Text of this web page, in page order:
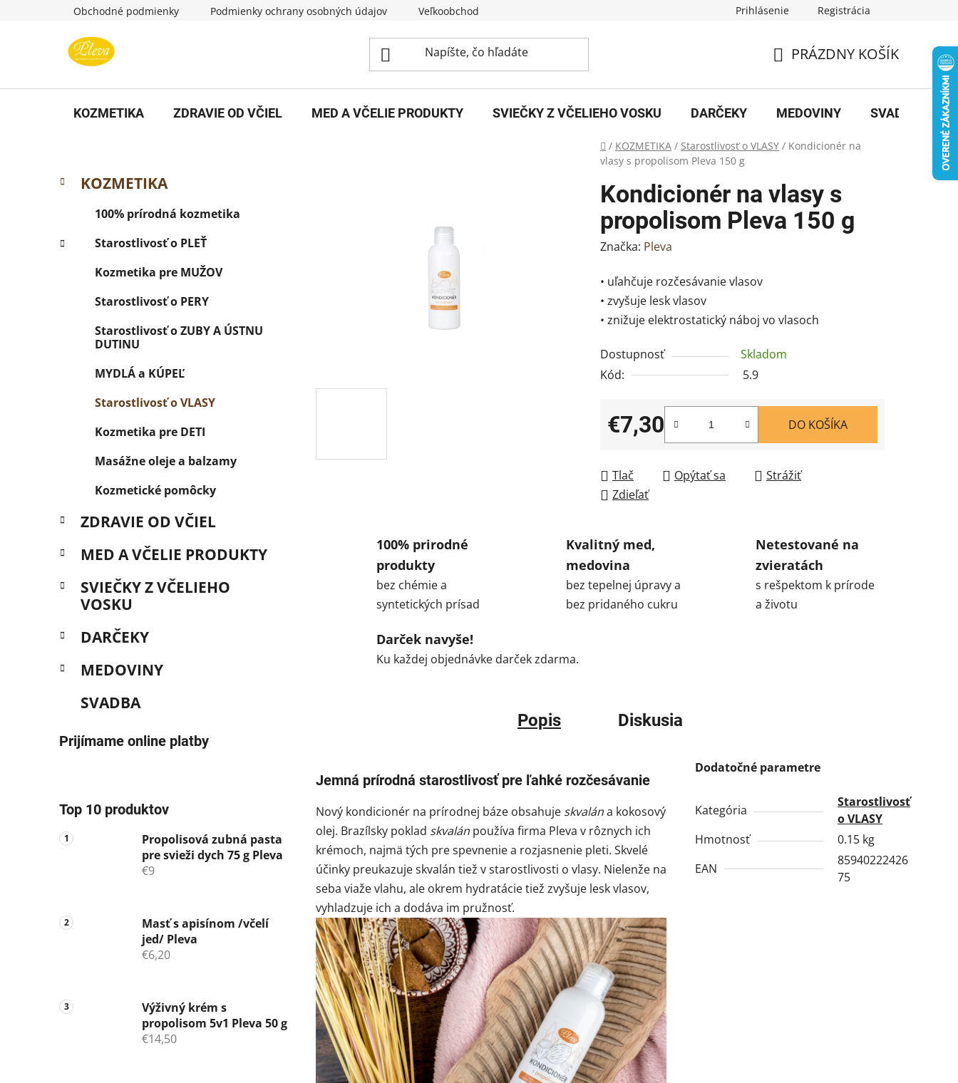
Obchodné podmienky Podmienky ochrany osobných údajov Veľkoobchod Prihlásenie Registrácia
KOŠÍK
PRÁZDNY KOŠÍK
KOZMETIKA ZDRAVIE OD VČIEL MED A VČELIE PRODUKTY SVIEČKY Z VČELIEHO VOSKU DARČEKY MEDOVINY SVADBA
Domov
/ KOZMETIKA / Starostlivosť o VLASY / Kondicionér na
vlasy s propolisom Pleva 150 g
B
ý
Preskočiť
kategórie
K
a
g
ó
KOZMETIKA
100% prírodná kozmetika
Starostlivosť o PLEŤ
Kozmetika pre MUŽOV
Starostlivosť o PERY
Starostlivosť o ZUBY A ÚSTNU
DUTINU
MYDLÁ a KÚPEĽ
Starostlivosť o VLASY
Kozmetika pre DETI
Masážne oleje a balzamy
Kozmetické pomôcky
ZDRAVIE OD VČIEL
MED A VČELIE PRODUKTY
SVIEČKY Z VČELIEHO
VOSKU
DARČEKY
MEDOVINY
SVADBA
Prijímame online platby
Top 10 produktov
Propolisová zubná pasta
pre svieži dych 75 g Pleva
€9
Masť s apisínom /včelí
jed/ Pleva
€6,20
Výživný krém s
propolisom 5v1 Pleva 50 g
€14,50
Kondicionér na vlasy s
propolisom Pleva 150 g
Značka: Pleva
• uľahčuje rozčesávanie vlasov
• zvyšuje lesk vlasov
• znižuje elektrostatický náboj vo vlasoch
Dostupnosť
Skladom
Kód:
5.9
€7,30
Jednotková cena:
DO KOŠÍKA
Tlač Opýtať sa
Strážiť
Zdieľať
100% prirodné
produkty
bez chémie a
syntetických prísad
Kvalitný med,
medovina
bez tepelnej úpravy a
bez pridaného cukru
Netestované na
zvieratách
s rešpektom k prírode
a životu
Darček navyše!
Ku každej objednávke darček zdarma.
Popis Diskusia
Jemná prírodná starostlivosť pre ľahké rozčesávanie
Nový kondicionér na prírodnej báze obsahuje skvalána kokosový
olej. Brazílsky poklad skvalán používa firma Pleva v rôznych ich
krémoch, najmä tých pre spevnenie a rozjasnenie pleti. Skvelé
účinky preukazuje skvalán tiež v starostlivosti o vlasy. Nielenže na
seba viaže vlahu, ale okrem hydratácie tiež zvyšuje lesk vlasov,
vyhladzuje ich a dodáva im pružnosť.
Dodatočné parametre
Kategória
Starostlivosť
o VLASY
Hmotnosť
0.15 kg
EAN
85940222426
75